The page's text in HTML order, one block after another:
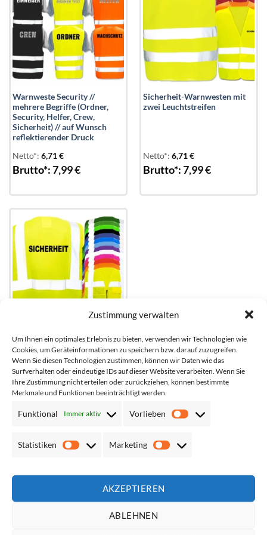
Zustimmung verwalten
Um Ihnen ein optimales Erlebnis zu bieten, verwenden wir Technologien wie
Cookies, um Geräteinformationen zu speichern bzw. darauf zuzugreifen.
Wenn Sie diesen Technologien zustimmen, können wir Daten wie das
Surfverhalten oder eindeutige IDs auf dieser Website verarbeiten. Wenn Sie
Ihre Zustimmung nicht erteilen oder zurückziehen, können bestimmte
Merkmale und Funktionen beeinträchtigt werden.
Funktional Immer aktiv Vorlieben
Vorlieben
Statistiken
Statistiken
Marketing
Marketing
AKZEPTIEREN
ABLEHNEN
Warnweste Security //
mehrere Begriffe (Ordner,
Security, Helfer, Crew,
Sicherheit) // auf Wunsch
reflektierender Druck
Netto*: 6,71€
Brutto*:7,99€
Sicherheit-Warnwesten mit
zwei Leuchtstreifen
Netto*: 6,71€
Brutto*:7,99€
Add to
wishlist
Sicherheit-
Multifunktionsweste mit
Taschen und Reißverschluss
Netto*:10,92€
Brutto*:12,99€